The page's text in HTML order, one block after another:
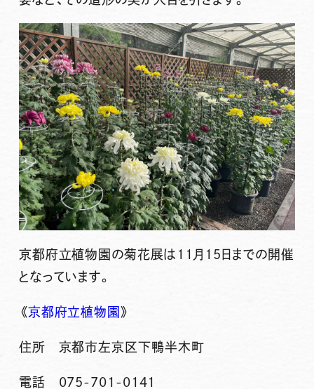
京都府立植物園の菊花展は11月15日までの開催
となっています。
《京都府立植物園 》
住所 京都市左京区下鴨半木町
電話 075-701-0141